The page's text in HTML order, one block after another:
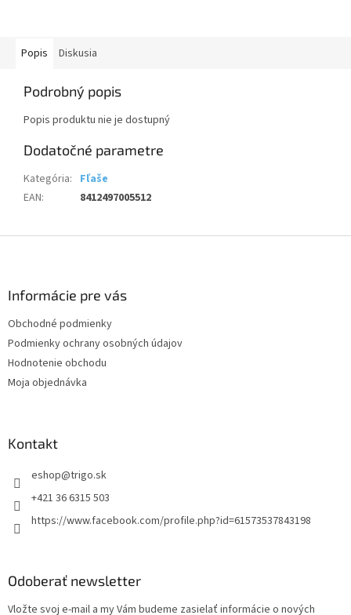
Popis
Diskusia
Podrobný popis
Popis produktu nie je dostupný
Dodatočné parametre
Kategória: Fľaše
EAN: 8412497005512
Informácie pre vás
Obchodné podmienky
Podmienky ochrany osobných údajov
Hodnotenie obchodu
Moja objednávka
Kontakt
eshop@trigo.sk
+421 36 6315 503
https://www.facebook.com/profile.php?id=61573537843198
Odoberať newsletter
Vložte svoj e-mail a my Vám budeme zasielať informácie o nových